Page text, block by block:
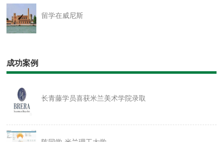
留学在威尼斯
成功案例
长青藤学员喜获米兰美术学院录取